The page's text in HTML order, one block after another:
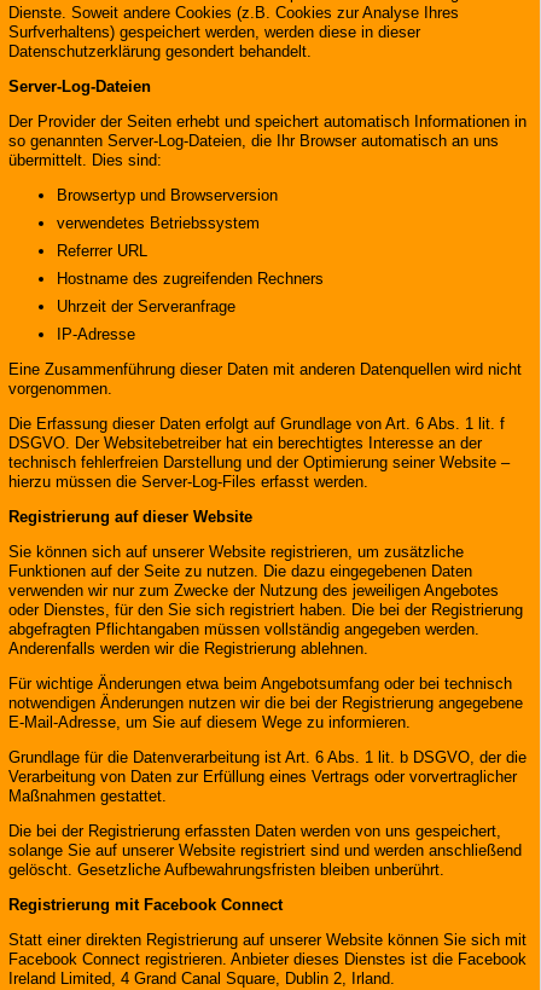
Dienste. Soweit andere Cookies (z.B. Cookies zur Analyse Ihres
Surfverhaltens) gespeichert werden, werden diese in dieser
Datenschutzerklärung gesondert behandelt.
Server-Log-Dateien
Der Provider der Seiten erhebt und speichert automatisch Informationen in
so genannten Server-Log-Dateien, die Ihr Browser automatisch an uns
übermittelt. Dies sind:
Browsertyp und Browserversion
verwendetes Betriebssystem
Referrer URL
Hostname des zugreifenden Rechners
Uhrzeit der Serveranfrage
IP-Adresse
Eine Zusammenführung dieser Daten mit anderen Datenquellen wird nicht
vorgenommen.
Die Erfassung dieser Daten erfolgt auf Grundlage von Art. 6 Abs. 1 lit. f
DSGVO. Der Websitebetreiber hat ein berechtigtes Interesse an der
technisch fehlerfreien Darstellung und der Optimierung seiner Website –
hierzu müssen die Server-Log-Files erfasst werden.
Registrierung auf dieser Website
Sie können sich auf unserer Website registrieren, um zusätzliche
Funktionen auf der Seite zu nutzen. Die dazu eingegebenen Daten
verwenden wir nur zum Zwecke der Nutzung des jeweiligen Angebotes
oder Dienstes, für den Sie sich registriert haben. Die bei der Registrierung
abgefragten Pflichtangaben müssen vollständig angegeben werden.
Anderenfalls werden wir die Registrierung ablehnen.
Für wichtige Änderungen etwa beim Angebotsumfang oder bei technisch
notwendigen Änderungen nutzen wir die bei der Registrierung angegebene
E-Mail-Adresse, um Sie auf diesem Wege zu informieren.
Grundlage für die Datenverarbeitung ist Art. 6 Abs. 1 lit. b DSGVO, der die
Verarbeitung von Daten zur Erfüllung eines Vertrags oder vorvertraglicher
Maßnahmen gestattet.
Die bei der Registrierung erfassten Daten werden von uns gespeichert,
solange Sie auf unserer Website registriert sind und werden anschließend
gelöscht. Gesetzliche Aufbewahrungsfristen bleiben unberührt.
Registrierung mit Facebook Connect
Statt einer direkten Registrierung auf unserer Website können Sie sich mit
Facebook Connect registrieren. Anbieter dieses Dienstes ist die Facebook
Ireland Limited, 4 Grand Canal Square, Dublin 2, Irland.